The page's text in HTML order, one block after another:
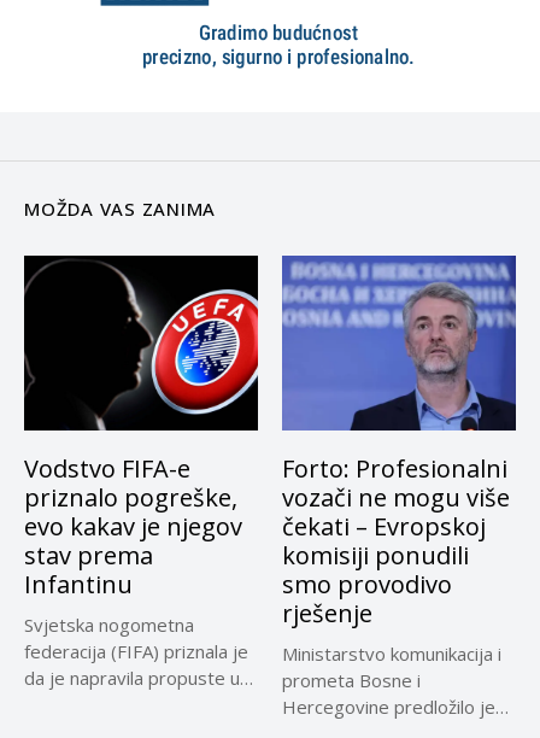
MOŽDA VAS ZANIMA
Vodstvo FIFA-e
priznalo pogreške,
evo kakav je njegov
stav prema
Infantinu
Svjetska nogometna
federacija (FIFA) priznala je
da je napravila propuste u
Forto: Profesionalni
vozači ne mogu više
čekati – Evropskoj
komisiji ponudili
smo provodivo
rješenje
Ministarstvo komunikacija i
prometa Bosne i
Hercegovine predložilo je